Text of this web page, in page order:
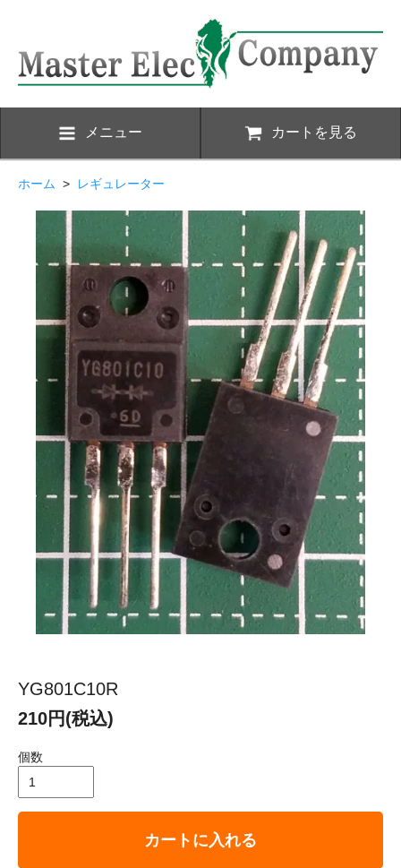
メニュー カートを見る
ホーム > レギュレーター
YG801C10R
210円(税込)
個数
カートに入れる